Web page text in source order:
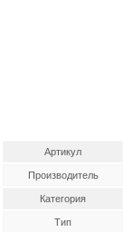
Артикул
Производитель
Категория
Тип